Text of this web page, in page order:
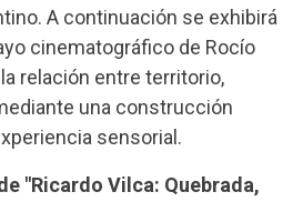
A continuación se exhibirá
cinematográfico de Rocío
relación entre territorio,
una construcción
sensorial.
"Ricardo Vilca: Quebrada,